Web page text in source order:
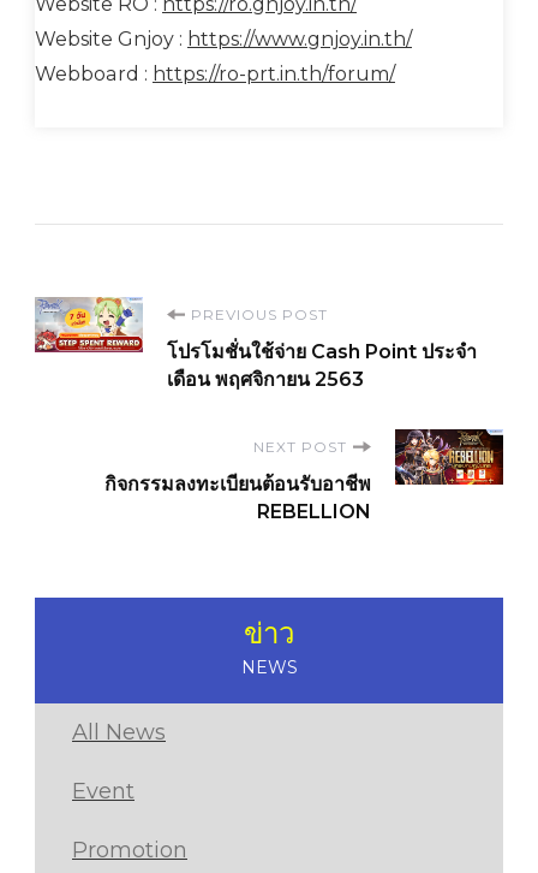
Website Gnjoy : https://www.gnjoy.in.th/
Webboard : https://ro-prt.in.th/forum/
Post
Navigation
PREVIOUS POST
โปรโมชั่นใช้จ่าย Cash Point ประจำ
เดือน พฤศจิกายน 2563
NEXT POST
กิจกรรมลงทะเบียนต้อนรับอาชีพ
REBELLION
ข่าว
NEWS
All News
Event
Promotion